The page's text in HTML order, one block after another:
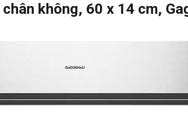
không, 60 x 14 cm,